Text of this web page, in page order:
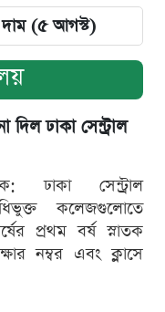
দাম (৫ আগস্ট)
দিল ঢাকা সেন্ট্রাল
ঢাকা সেন্ট্রাল
কলেজগুলোতে
প্রথম বর্ষ স্নাতক
নম্বর এবং ক্লাসে